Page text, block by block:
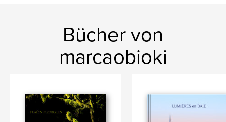
Bücher von
marcaobioki